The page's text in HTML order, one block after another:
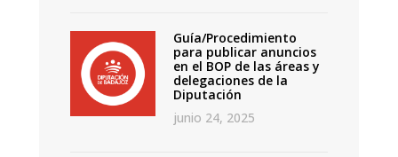
Guía/Procedimiento
para publicar anuncios
en el BOP de las áreas y
delegaciones de la
Diputación
junio 24, 2025